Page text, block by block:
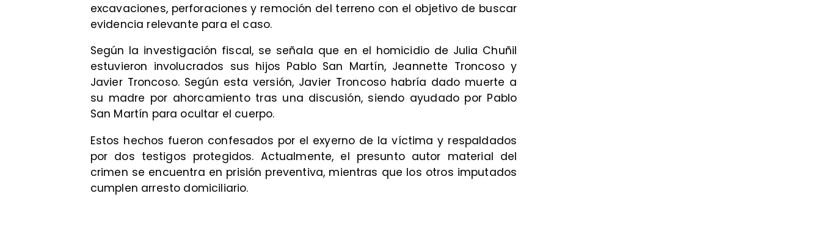
excavaciones, perforaciones y remoción del terreno con el objetivo de buscar
evidencia relevante para el caso.
Según la investigación fiscal, se señala que en el homicidio de Julia Chuñil
estuvieron involucrados sus hijos Pablo San Martín, Jeannette Troncoso y
Javier Troncoso. Según esta versión, Javier Troncoso habría dado muerte a
su madre por ahorcamiento tras una discusión, siendo ayudado por Pablo
San Martín para ocultar el cuerpo.
Estos hechos fueron confesados por el exyerno de la víctima y respaldados
por dos testigos protegidos. Actualmente, el presunto autor material del
crimen se encuentra en prisión preventiva, mientras que los otros imputados
cumplen arresto domiciliario.